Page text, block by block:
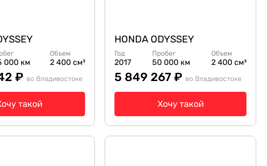
000 км
Объем
2 400 см³
₽ во Владивостоке
такой
HONDA ODYSSEY
Год
2017
Пробег
50 000 км
Объем
2 400 см³
5 849 267 ₽ во Владивостоке
Хочу такой